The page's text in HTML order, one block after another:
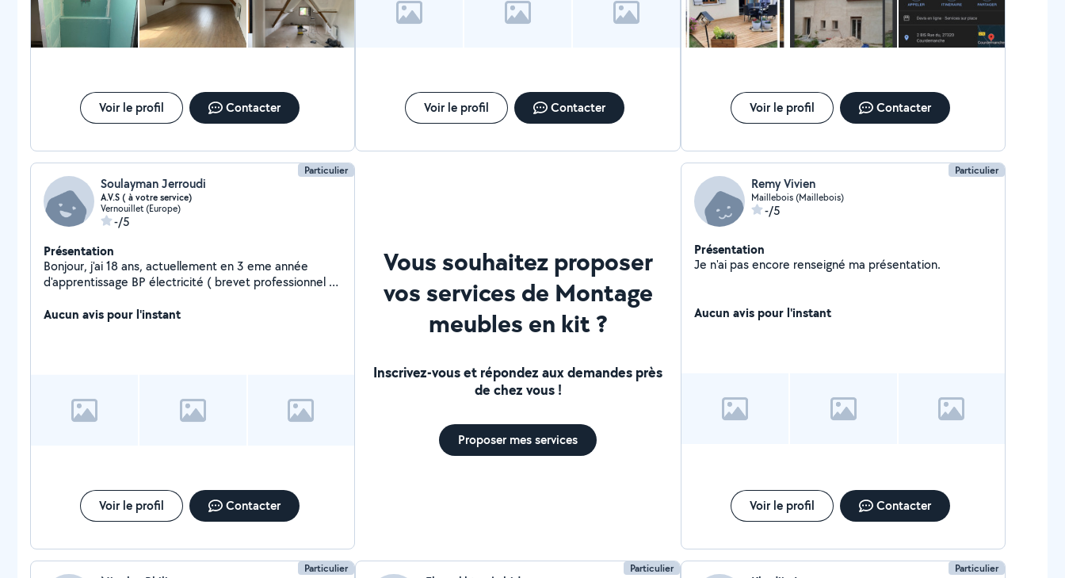
Voir le profil Contacter Voir le profil Contacter Voir le profil Contacter
Particulier
Soulayman Jerroudi
A.V.S ( à votre service)
Vernouillet (Europe)
-/5
Présentation
Bonjour, j'ai 18 ans, actuellement en 3 eme année
d'apprentissage BP électricité ( brevet professionnel ).
demandes comme ( montage de meuble, entretien
Aucun avis pour l'instant
Voir le profil Contacter
Vous souhaitez proposer
vos services de Montage
meubles en kit ?
Inscrivez-vous et répondez aux demandes près
de chez vous !
Proposer mes services
Particulier
Remy Vivien
Maillebois (Maillebois)
-/5
Présentation
Je n'ai pas encore renseigné ma présentation.
Aucun avis pour l'instant
Voir le profil Contacter
Particulier Particulier Particulier